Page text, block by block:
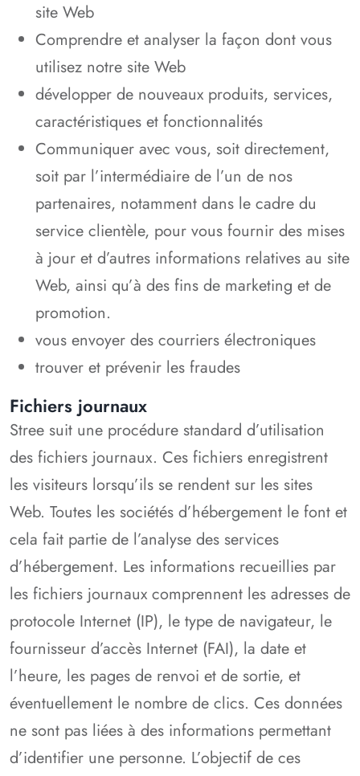
site Web
Comprendre et analyser la façon dont vous
utilisez notre site Web
développer de nouveaux produits, services,
caractéristiques et fonctionnalités
Communiquer avec vous, soit directement,
soit par l’intermédiaire de l’un de nos
partenaires, notamment dans le cadre du
service clientèle, pour vous fournir des mises
à jour et d’autres informations relatives au site
Web, ainsi qu’à des fins de marketing et de
promotion.
vous envoyer des courriers électroniques
trouver et prévenir les fraudes
Fichiers journaux
Stree suit une procédure standard d’utilisation
des fichiers journaux. Ces fichiers enregistrent
les visiteurs lorsqu’ils se rendent sur les sites
Web. Toutes les sociétés d’hébergement le font et
cela fait partie de l’analyse des services
d’hébergement. Les informations recueillies par
les fichiers journaux comprennent les adresses de
protocole Internet (IP), le type de navigateur, le
fournisseur d’accès Internet (FAI), la date et
l’heure, les pages de renvoi et de sortie, et
éventuellement le nombre de clics. Ces données
ne sont pas liées à des informations permettant
d’identifier une personne. L’objectif de ces